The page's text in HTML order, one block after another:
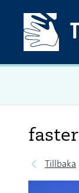
faster
Tillbaka